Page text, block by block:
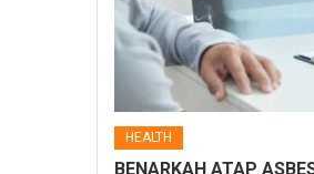
HEALTH
BENARKAH ATAP